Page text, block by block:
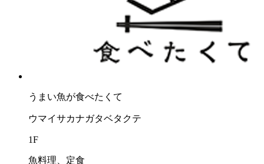
うまい⿂が⾷べたくて
ウマイサカナガタベタクテ
1F
魚料理、定食